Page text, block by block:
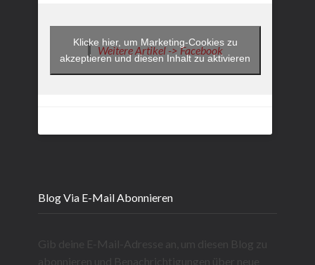
Weitere Artikel -> Facebook
Klicke hier, um Marketing-Cookies zu
akzeptieren und diesen Inhalt zu aktivieren
Blog Via E-Mail Abonnieren
Gib deine E-Mail-Adresse an, um diesen Blog zu
abonnieren und Benachrichtigungen über neue